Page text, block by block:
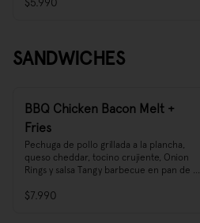
agregado de salsa Ranch! Así te vas a ir
que estabas esperando
SANDWICHES
BBQ Chicken Bacon Melt +
Fries
Pechuga de pollo grillada a la plancha,
queso cheddar, tocino crujiente, Onion
Rings y salsa Tangy barbecue en pan de
$7.990